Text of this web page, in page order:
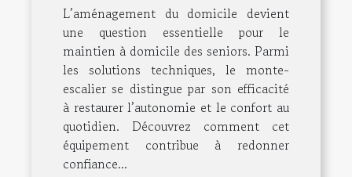
L’aménagement du domicile devient
une question essentielle pour le
maintien à domicile des seniors. Parmi
les solutions techniques, le monte-
escalier se distingue par son efficacité
à restaurer l’autonomie et le confort au
quotidien. Découvrez comment cet
équipement contribue à redonner
confiance...